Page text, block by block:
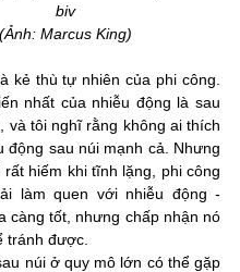
biv
(Ảnh: Marcus King)
kẻ thù tự nhiên của phi công.
nhất của nhiễu động là sau
và tôi nghĩ rằng không ai thích
động sau núi mạnh cả. Nhưng
rất hiếm khi tĩnh lặng, phi công
làm quen với nhiễu động -
càng tốt, nhưng chấp nhận nó
tránh được.
núi ở quy mô lớn có thể gặp